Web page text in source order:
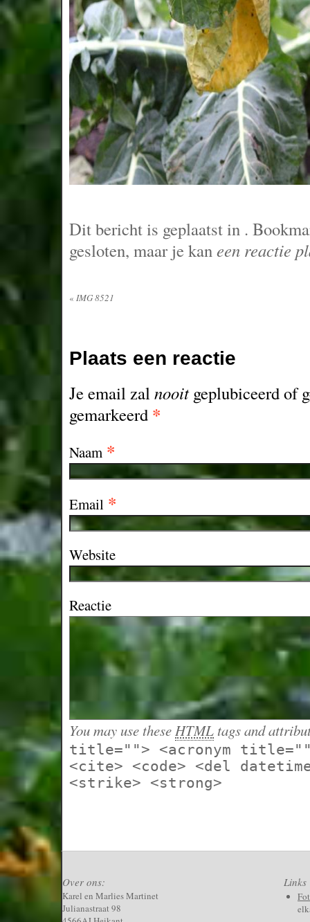
Dit bericht is geplaatst in .
gesloten, maar je kaneen reactie
« IMG 8521
Plaats een reactie
Je email zalnooitgeplubiceerd of
gemarkeerd *
Naam *
Email *
Website
Reactie
You may use theseHTML tags and
title=""> <acronym
<cite> <code> <del
<strike> <strong>
Over ons:
Karel en Marlies Martinet
Julianastraat 98
Links